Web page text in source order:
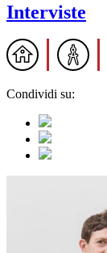
Interviste
Condividi su: